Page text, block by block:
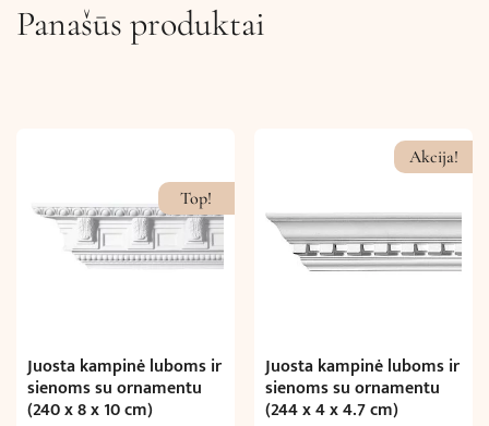
Panašūs produktai
Top!
Juosta kampinė luboms ir
sienoms su ornamentu
(240 x 8 x 10 cm)
Akcija!
Juosta kampinė luboms ir
sienoms su ornamentu
(244 x 4 x 4.7 cm)